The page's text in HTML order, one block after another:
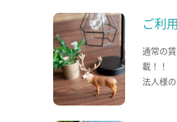
ご利
通常の
載！！
法人様